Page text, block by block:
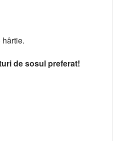
de sosul preferat!